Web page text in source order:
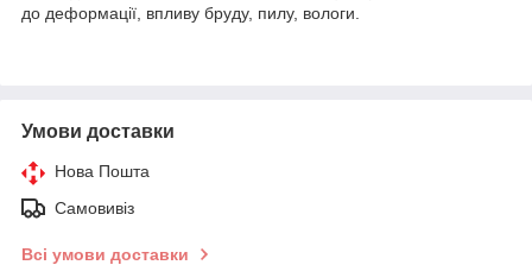
до деформації, впливу бруду, пилу, вологи.
Умови доставки
Нова Пошта
Самовивіз
Всі умови доставки